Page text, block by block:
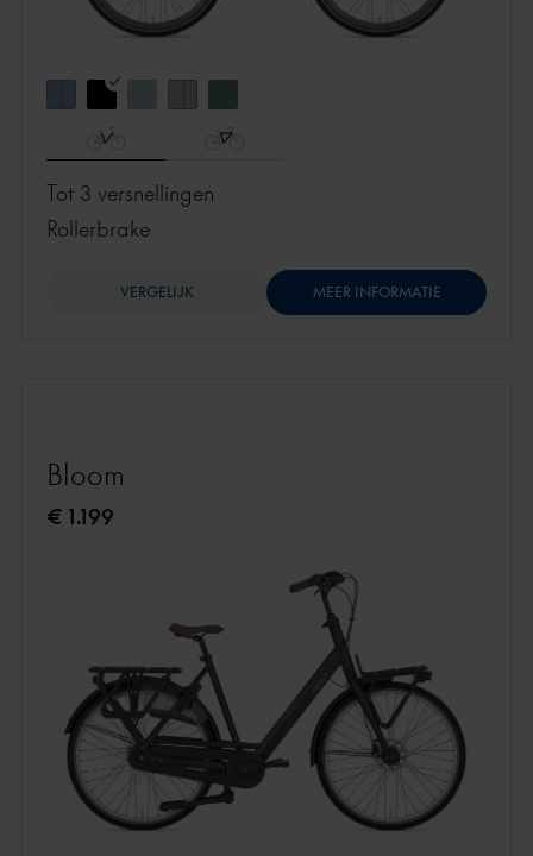
Tot 3 versnellingen
rollerbrake
VERGELIJK MEER INFORMATIE
Bloom
€ 1.199